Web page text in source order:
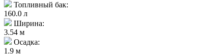
Топливный бак:
160.0 л
Ширина:
3.54 м
Осадка:
1.9 м